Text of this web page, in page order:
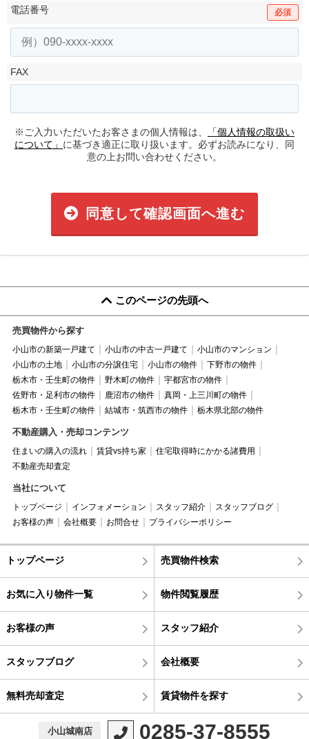
電話番号 必須
FAX
※ご入力いただいたお客さまの個人情報は、
「個人情報の取扱い
について」 に基づき適正に取り扱います。必ずお読みになり、同
意の上お問い合わせください。
同意して確認画面へ進む
このページの先頭へ
売買物件から探す
小山市の新築一戸建て 小山市の中古一戸建て
小山市のマンション
小山市の土地
小山市の分譲住宅 小山市の物件
下野市の物件
栃木市・壬生町の物件
野木町の物件
宇都宮市の物件
佐野市・足利市の物件
鹿沼市の物件
真岡・上三川町の物件
栃木市・壬生町の物件
結城市・筑西市の物件 栃木県北部の物件
不動産購入・売却コンテンツ
住まいの購入の流れ 賃貸vs持ち家
住宅取得時にかかる諸費用
不動産売却査定
当社について
トップページ インフォメーション スタッフ紹介
スタッフブログ
お客様の声
会社概要 お問合せ プライバシーポリシー
トップページ 売買物件検索
お気に入り物件一覧 物件閲覧履歴
お客様の声 スタッフ紹介
スタッフブログ 会社概要
無料売却査定 賃貸物件を探す
小山城南店 0285-37-8555